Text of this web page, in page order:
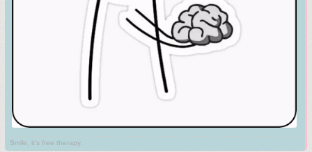
Smile, it's free therapy.